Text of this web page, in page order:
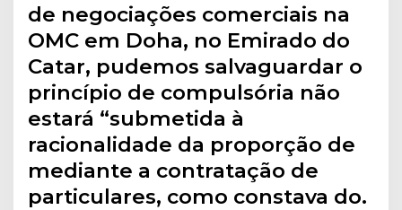
de negociações comerciais na
OMC em Doha, no Emirado do
Catar, pudemos salvaguardar o
princípio de compulsória não
estará “submetida à
racionalidade da proporção de
mediante a contratação de
particulares, como constava do.